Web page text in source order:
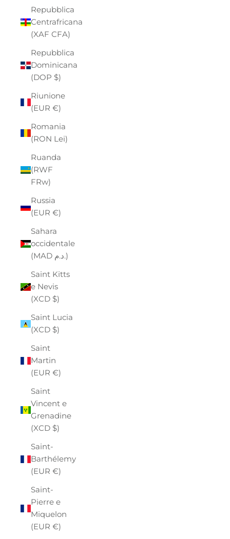
Repubblica
Centrafricana
(XAF CFA)
Repubblica
Dominicana
(DOP $)
Riunione
(EUR €)
Romania
(RON Lei)
Ruanda
(RWF
FRw)
Russia
(EUR €)
Sahara
occidentale
(MAD د.م.)
Saint Kitts
e Nevis
(XCD $)
Saint Lucia
(XCD $)
Saint
Martin
(EUR €)
Saint
Vincent e
Grenadine
(XCD $)
Saint-
Barthélemy
(EUR €)
Saint-
Pierre e
Miquelon
(EUR €)